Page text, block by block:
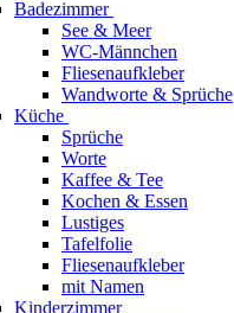
Badezimmer
See & Meer
WC-Männchen
Fliesenaufkleber
Wandworte & Sprüche
Küche
Sprüche
Worte
Kaffee & Tee
Kochen & Essen
Lustiges
Tafelfolie
Fliesenaufkleber
mit Namen
Kinderzimmer